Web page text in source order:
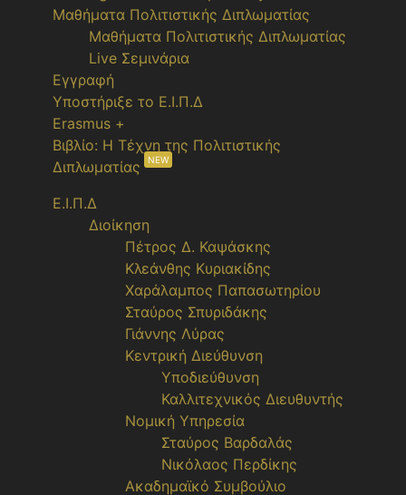
Μαθήματα Πολιτιστικής Διπλωματίας
Μαθήματα Πολιτιστικής Διπλωματίας
Live Σεμινάρια
Εγγραφή
Υποστήριξε το Ε.Ι.Π.Δ
Erasmus +
Βιβλίο: Η Τέχνη της Πολιτιστικής
Διπλωματίας
NEW
Ε.Ι.Π.Δ
Διοίκηση
Πέτρος Δ. Καψάσκης
Κλεάνθης Κυριακίδης
Χαράλαμπος Παπασωτηρίου
Σταύρος Σπυριδάκης
Γιάννης Λύρας
Κεντρική Διεύθυνση
Υποδιεύθυνση
Καλλιτεχνικός Διευθυντής
Νομική Υπηρεσία
Σταύρος Βαρδαλάς
Νικόλαος Περδίκης
Ακαδημαϊκό Συμβούλιο